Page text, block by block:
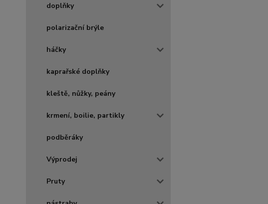
doplňky
polarizační brýle
háčky
kaprařské doplňky
kleště, nůžky, peány
krmení, boilie, partikly
podběráky
Výprodej
Pruty